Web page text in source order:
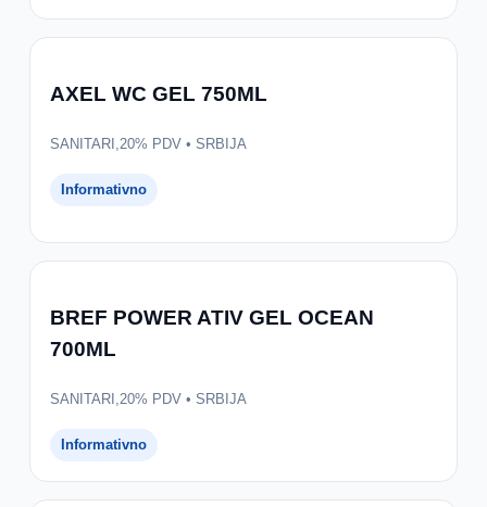
AXEL WC GEL 750ML
SANITARI,20% PDV • SRBIJA
Informativno
BREF POWER ATIV GEL OCEAN
700ML
SANITARI,20% PDV • SRBIJA
Informativno